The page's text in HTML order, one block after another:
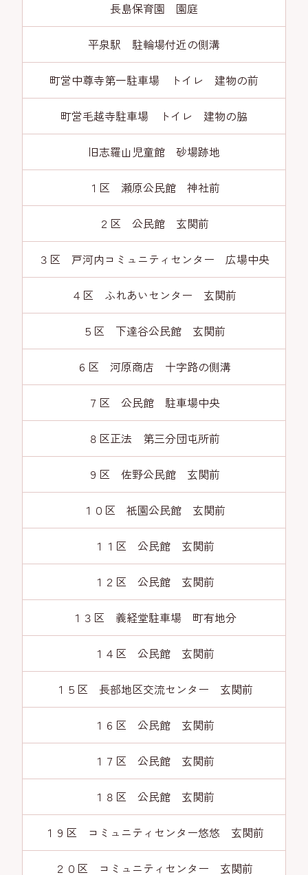
長島保育園 園庭
平泉駅 駐輪場付近の側溝
町営中尊寺第一駐車場 トイレ 建物の前
町営毛越寺駐車場 トイレ 建物の脇
旧志羅山児童館 砂場跡地
１区 瀬原公民館 神社前
２区 公民館 玄関前
３区 戸河内コミュニティセンター 広場中央
４区 ふれあいセンター 玄関前
５区 下達谷公民館 玄関前
６区 河原商店 十字路の側溝
７区 公民館 駐車場中央
８区正法 第三分団屯所前
９区 佐野公民館 玄関前
１０区 祇園公民館 玄関前
１１区 公民館 玄関前
１２区 公民館 玄関前
１３区 義経堂駐車場 町有地分
１４区 公民館 玄関前
１５区 長部地区交流センター 玄関前
１６区 公民館 玄関前
１７区 公民館 玄関前
１８区 公民館 玄関前
１９区 コミュニティセンター悠悠 玄関前
２０区 コミュニティセンター 玄関前